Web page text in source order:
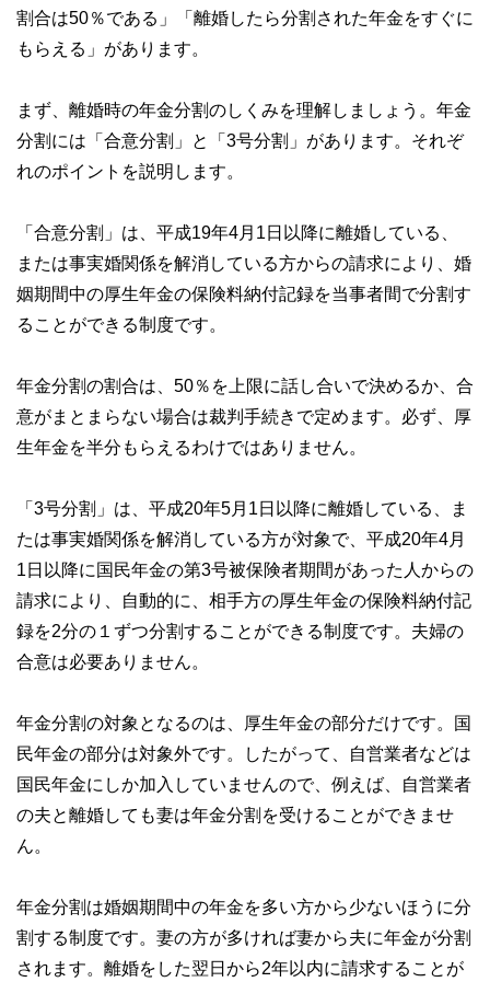
割合は50％である」「離婚したら分割された年金をすぐに
もらえる」があります。
まず、離婚時の年金分割のしくみを理解しましょう。年金
分割には「合意分割」と「3号分割」があります。それぞ
れのポイントを説明します。
「合意分割」は、平成19年4月1日以降に離婚している、
または事実婚関係を解消している方からの請求により、婚
姻期間中の厚生年金の保険料納付記録を当事者間で分割す
ることができる制度です。
年金分割の割合は、50％を上限に話し合いで決めるか、合
意がまとまらない場合は裁判手続きで定めます。必ず、厚
生年金を半分もらえるわけではありません。
「3号分割」は、平成20年5月1日以降に離婚している、ま
たは事実婚関係を解消している方が対象で、平成20年4月
1日以降に国民年金の第3号被保険者期間があった人からの
請求により、自動的に、相手方の厚生年金の保険料納付記
録を2分の１ずつ分割することができる制度です。夫婦の
合意は必要ありません。
年金分割の対象となるのは、厚生年金の部分だけです。国
民年金の部分は対象外です。したがって、自営業者などは
国民年金にしか加入していませんので、例えば、自営業者
の夫と離婚しても妻は年金分割を受けることができませ
ん。
年金分割は婚姻期間中の年金を多い方から少ないほうに分
割する制度です。妻の方が多ければ妻から夫に年金が分割
されます。離婚をした翌日から2年以内に請求することが